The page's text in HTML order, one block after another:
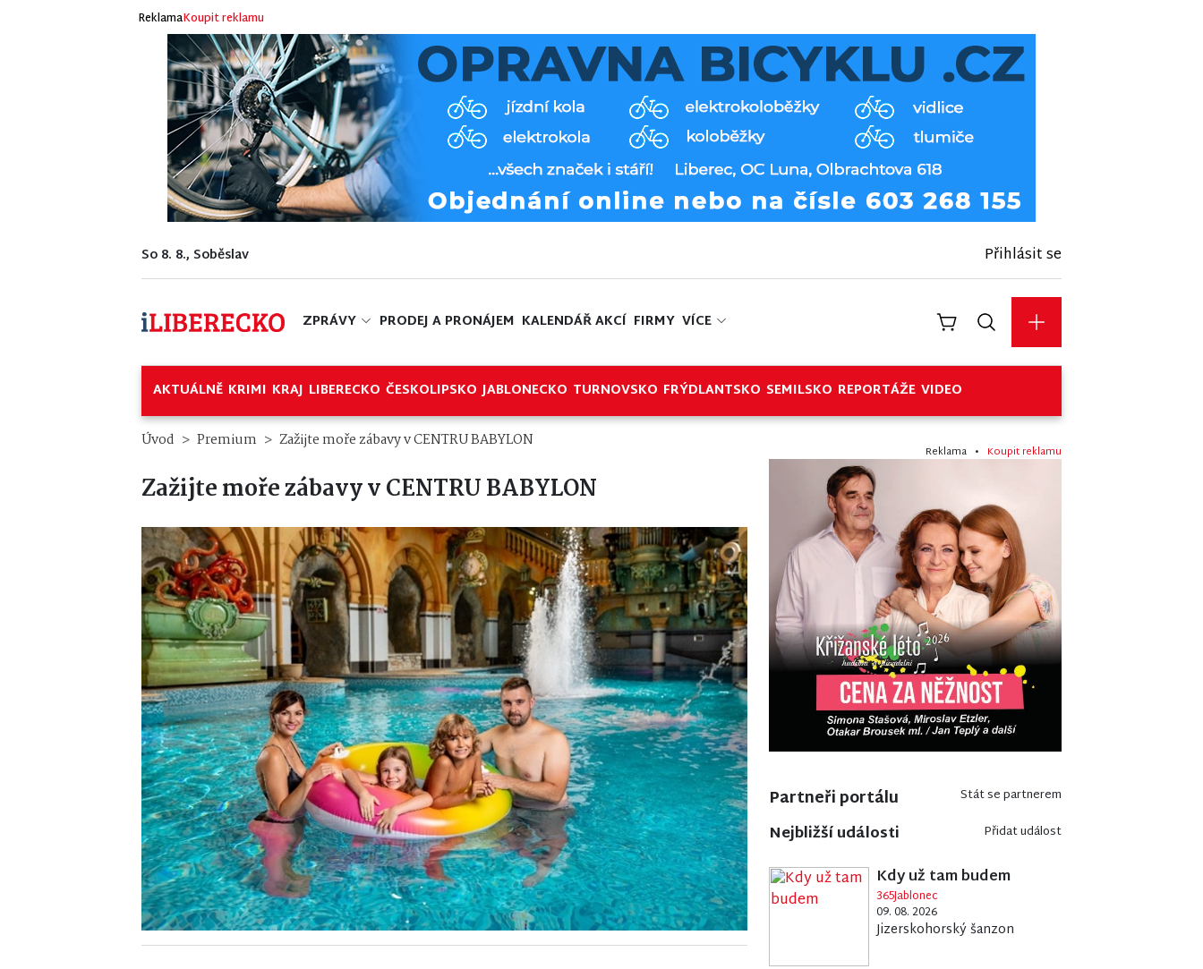
ReklamaKoupit reklamu
So 8. 8., Soběslav Přihlásit se
ZPRÁVY PRODEJ A PRONÁJEM KALENDÁŘ AKCÍ FIRMY VÍCE
AKTUÁLNĚ KRIMI KRAJ LIBERECKO ČESKOLIPSKO JABLONECKO TURNOVSKO FRÝDLANTSKO SEMILSKO REPORTÁŽE VIDEO
Úvod Premium Zažijte moře zábavy v CENTRU BABYLON
Zažijte moře zábavy v CENTRU BABYLON
Reklama • Koupit reklamu
Partneři portálu Stát se partnerem
Nejbližší události Přidat událost
Kdy už tam budem
365Jablonec
09. 08. 2026
Jizerskohorský šanzon